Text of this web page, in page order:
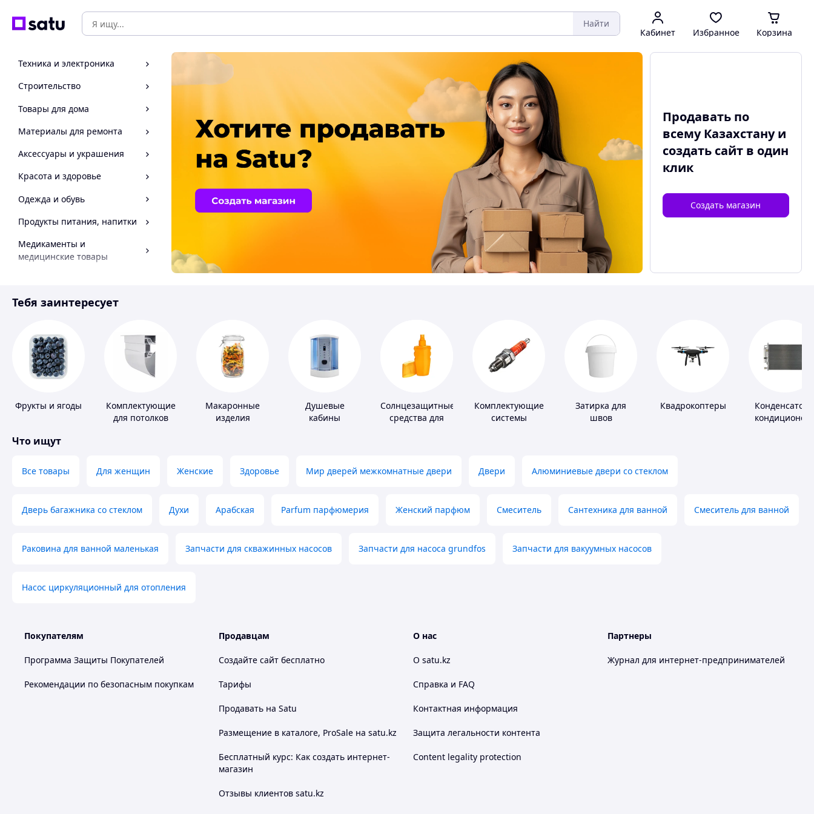
Найти
Кабинет Избранное Корзина
Техника и электроника
Строительство
Товары для дома
Материалы для ремонта
Аксессуары и украшения
Красота и здоровье
Одежда и обувь
Продукты питания, напитки
Медикаменты и
медицинские товары
Инструмент
Продавать по
всему Казахстану и
создать сайтв один
клик
Создать магазин
Тебя заинтересует
Фрукты и ягоды
Комплектующие
для потолков
Макаронные
изделия
Душевые
кабины
Солнцезащитные
средства для
Комплектующие
системы
Затирка для
швов
Квадрокоптеры
Что ищут
Все товары Для женщин Женские Здоровье Мир дверей межкомнатные двери Двери Алюминиевые двери со стеклом
Дверь багажника со стеклом Духи Арабская Parfum парфюмерия Женский парфюм Смеситель Сантехника для ванной Смеситель для ванной
Раковина для ванной маленькая Запчасти для скважинных насосов Запчасти для насоса grundfos Запчасти для вакуумных насосов
Насос циркуляционный для отопления
Покупателям
Программа Защиты Покупателей
Рекомендации по безопасным покупкам
Продавцам
Создайте сайт бесплатно
Тарифы
Продавать на Satu
Размещение в каталоге, ProSale на satu.kz
Бесплатный курс: Как создать интернет-
магазин
Отзывы клиентов satu.kz
О нас
О satu.kz
Справка и FAQ
Контактная информация
Защита легальности контента
Content legality protection
Партнеры
Журнал для интернет-предпринимателей